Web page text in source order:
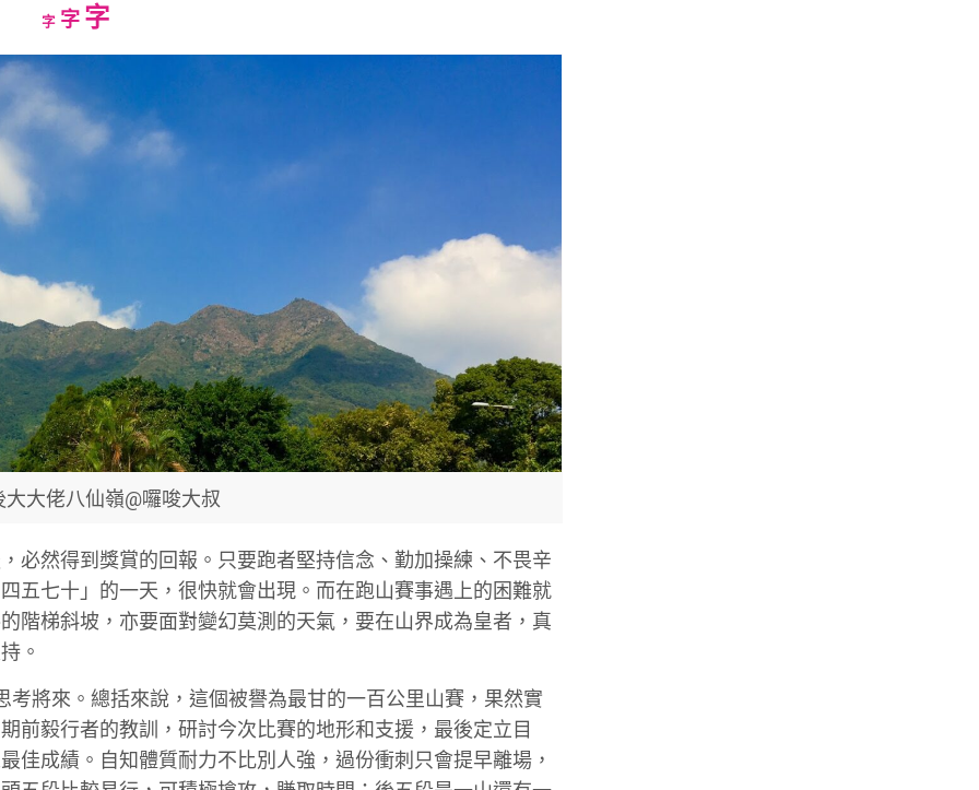
字Decrease
size.
字Reset
字Increase
font
大大佬八仙嶺@囉唆大叔
必然得到獎賞的回報。只要跑者堅持信念、勤加操練、不畏辛
五七十」的一天，很快就會出現。而在跑山賽事遇上的困難就
階梯斜坡，亦要面對變幻莫測的天氣，要在山界成為皇者，真
。
將來。總括來說，這個被譽為最甘的一百公里山賽，果然實
前毅行者的教訓，研討今次比賽的地形和支援，最後定立目
佳成績。自知體質耐力不比別人強，過份衝刺只會提早離場，